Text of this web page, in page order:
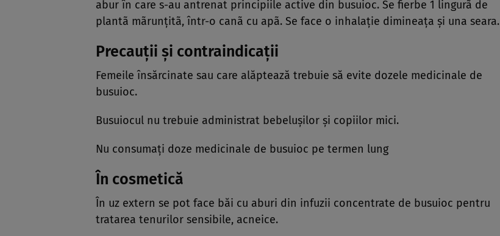
abur în care s-au antrenat principiile active din busuioc. Se fierbe 1 lingurã de
plantã mãrunţitã, într-o canã cu apã. Se face o inhalaţie dimineaţa şi una seara.
Precauţii şi contraindicaţii
Femeile însărcinate sau care alăptează trebuie să evite dozele medicinale de
busuioc.
Busuiocul nu trebuie administrat bebeluşilor şi copiilor mici.
Nu consumaţi doze medicinale de busuioc pe termen lung
În cosmetică
În uz extern se pot face băi cu aburi din infuzii concentrate de busuioc pentru
tratarea tenurilor sensibile, acneice.